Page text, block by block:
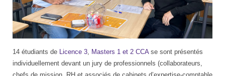
14 étudiants de Licence 3, Masters 1 et 2 CCAse sont présentés
individuellement devant un jury de professionnels (collaborateurs,